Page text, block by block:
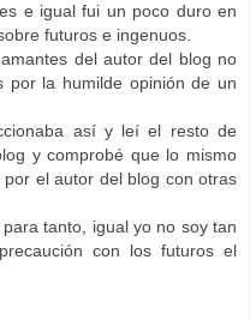
e igual fui un poco duro en
futuros e ingenuos.
del autor del blog no
por la humilde opinión de un
así y leí el resto de
y comprobé que lo mismo
el autor del blog con otras
tanto, igual yo no soy tan
con los futuros el